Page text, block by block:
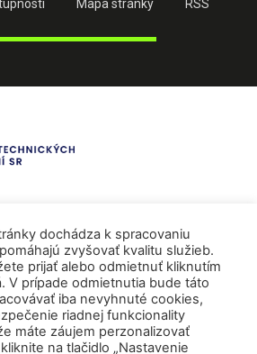
Mapa stránky RSS
dochádza k spracovaniu
zvyšovať kvalitu služieb.
prijať alebo odmietnuť kliknutím
V prípade odmietnutia bude táto
iba nevyhnuté cookies,
riadnej funkcionality
máte záujem perzonalizovať
na tlačidlo „Nastavenie